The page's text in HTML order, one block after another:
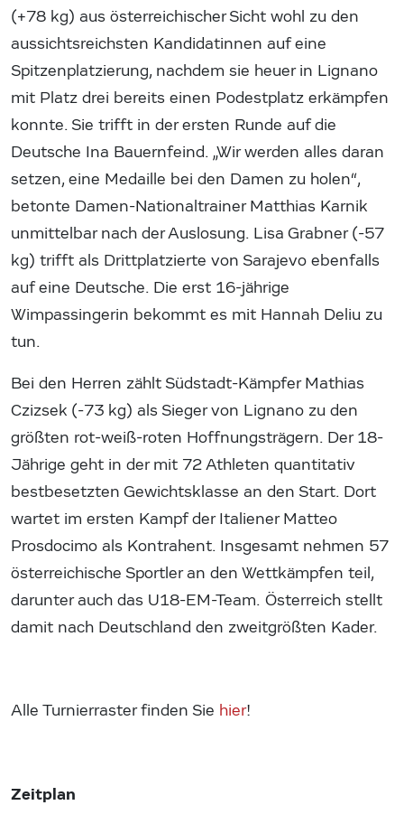
(+78 kg) aus österreichischer Sicht wohl zu den
aussichtsreichsten Kandidatinnen auf eine
Spitzenplatzierung, nachdem sie heuer in Lignano
mit Platz drei bereits einen Podestplatz erkämpfen
konnte. Sie trifft in der ersten Runde auf die
Deutsche Ina Bauernfeind. „Wir werden alles daran
setzen, eine Medaille bei den Damen zu holen“,
betonte Damen-Nationaltrainer Matthias Karnik
unmittelbar nach der Auslosung. Lisa Grabner (-57
kg) trifft als Drittplatzierte von Sarajevo ebenfalls
auf eine Deutsche. Die erst 16-jährige
Wimpassingerin bekommt es mit Hannah Deliu zu
tun.
Bei den Herren zählt Südstadt-Kämpfer Mathias
Czizsek (-73 kg) als Sieger von Lignano zu den
größten rot-weiß-roten Hoffnungsträgern. Der 18-
Jährige geht in der mit 72 Athleten quantitativ
bestbesetzten Gewichtsklasse an den Start. Dort
wartet im ersten Kampf der Italiener Matteo
Prosdocimo als Kontrahent. Insgesamt nehmen 57
österreichische Sportler an den Wettkämpfen teil,
darunter auch das U18-EM-Team. Österreich stellt
damit nach Deutschland den zweitgrößten Kader.
Alle Turnierraster finden Sie hier!
Zeitplan